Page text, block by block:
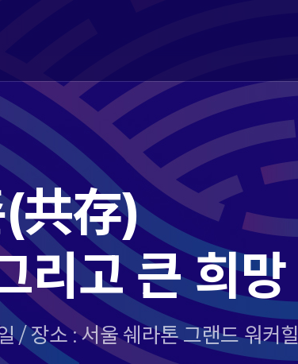
共存)
리고 큰 희망
/ 장소 : 서울 쉐라톤 그랜드 워커힐